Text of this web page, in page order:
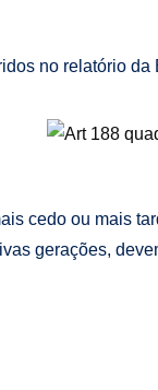
no relatório da
cedo ou mais
gerações,